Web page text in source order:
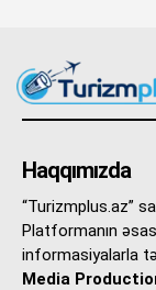
Haqqımızda
“Turizmplus.az”
Platformanın
informasiyalarla
Media